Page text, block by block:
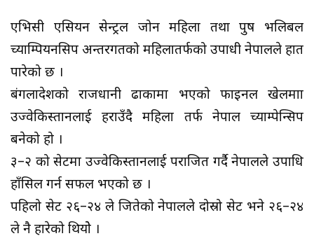
एभिसी एसियन सेन्ट्रल जोन महिला तथा पुरूष भलिबल
च्याम्पियनसिप अन्तरगतको महिलातर्फको उपाधी नेपालले हात
पारेको छ ।
बंगलादेशको राजधानी ढाकामा भएको फाइनल खेलमाा
उज्वेकिस्तानलाई हराउँदै महिला तर्फ नेपाल च्याम्पेन्सिप
बनेको हो ।
३–२ को सेटमा उज्वेकिस्तानलाई पराजित गर्दै नेपालले उपाधि
हाँसिल गर्न सफल भएको छ ।
पहिलो सेट २६–२४ ले जितेको नेपालले दोस्रो सेट भने २६–२४
ले नै हारेको थियोे ।